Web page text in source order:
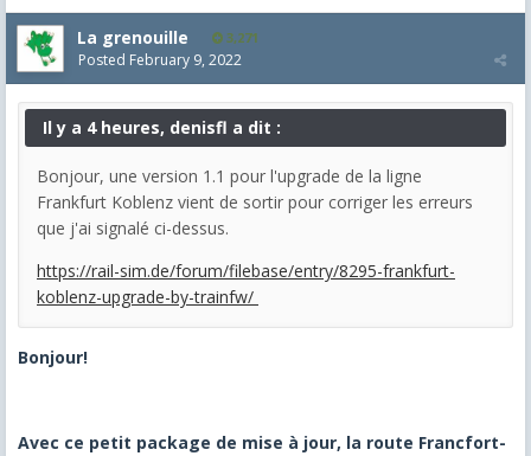
La grenouille 3,271
Posted February 9, 2022
Il y a 4 heures, denisfl a dit :
Bonjour, une version 1.1 pour l'upgrade de la ligne
Frankfurt Koblenz vient de sortir pour corriger les erreurs
que j'ai signalé ci-dessus.
https://rail-sim.de/forum/filebase/entry/8295-frankfurt-
koblenz-upgrade-by-trainfw/
Bonjour!
Avec ce petit package de mise à jour, la route Francfort-